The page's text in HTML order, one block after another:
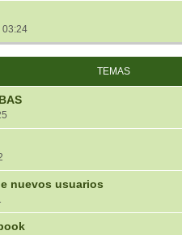
03:24
TEMAS
nuevos usuarios